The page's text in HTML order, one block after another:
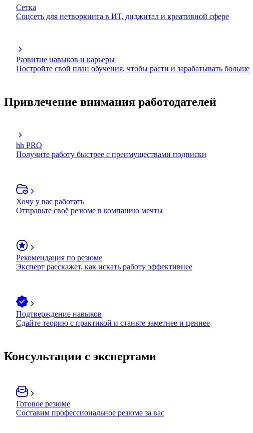
Сетка
Соцсеть для нетворкинга в ИТ, диджитал и креативной сфере
Развитие навыков и карьеры
Постройте свой план обучения, чтобы расти и зарабатывать больше
Привлечение внимания работодателей
hh PRO
Получите работу быстрее с преимуществами подписки
Хочу у вас работать
Отправьте своё резюме в компанию мечты
Рекомендация по резюме
Эксперт расскажет, как искать работу эффективнее
Подтверждение навыков
Сдайте теорию с практикой и станьте заметнее и ценнее
Консультации с экспертами
Готовое резюме
Составим профессиональное резюме за вас